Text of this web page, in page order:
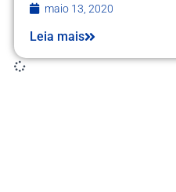
maio 13, 2020
Leia mais